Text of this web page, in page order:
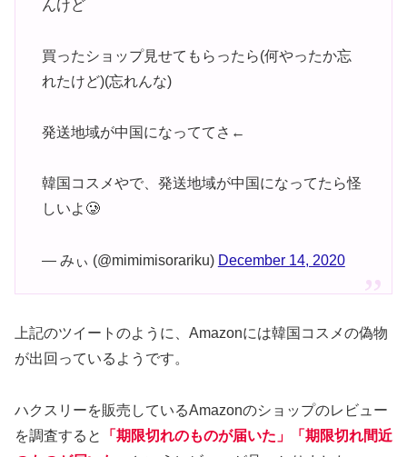
んけど
買ったショップ見せてもらったら(何やったか忘
れたけど)(忘れんな)
発送地域が中国になっててさ←
韓国コスメやで、発送地域が中国になってたら怪
しいよ🥲
— みぃ (@mimimisorariku) December 14, 2020
上記のツイートのように、Amazonには韓国コスメの偽物
が出回っているようです。
ハクスリーを販売しているAmazonのショップのレビュー
を調査すると
「期限切れのものが届いた」「期限切れ間近